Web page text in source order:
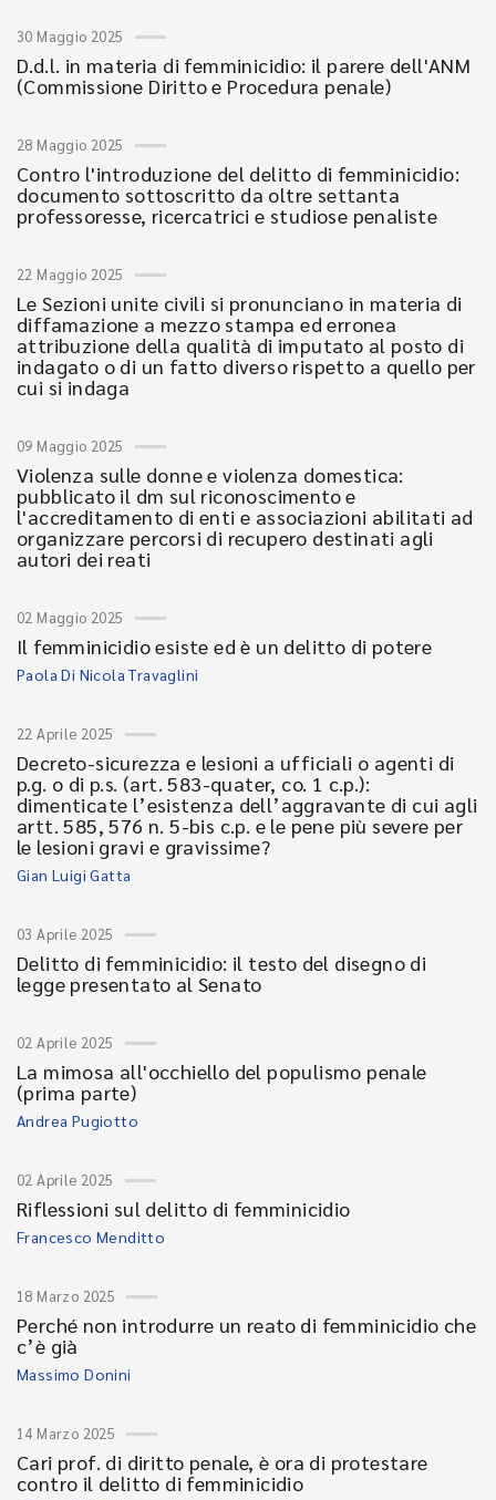
30 Maggio 2025
D.d.l. in materia di femminicidio: il parere dell'ANM
(Commissione Diritto e Procedura penale)
28 Maggio 2025
Contro l'introduzione del delitto di femminicidio:
documento sottoscritto da oltre settanta
professoresse, ricercatrici e studiose penaliste
22 Maggio 2025
Le Sezioni unite civili si pronunciano in materia di
diffamazione a mezzo stampa ed erronea
attribuzione della qualità di imputato al posto di
indagato o di un fatto diverso rispetto a quello per
cui si indaga
09 Maggio 2025
Violenza sulle donne e violenza domestica:
pubblicato il dm sul riconoscimento e
l'accreditamento di enti e associazioni abilitati ad
organizzare percorsi di recupero destinati agli
autori dei reati
02 Maggio 2025
Il femminicidio esiste ed è un delitto di potere
Paola Di Nicola Travaglini
22 Aprile 2025
Decreto-sicurezza e lesioni a ufficiali o agenti di
p.g. o di p.s. (art. 583-quater, co. 1 c.p.):
dimenticate l’esistenza dell’aggravante di cui agli
artt. 585, 576 n. 5-bis c.p. e le pene più severe per
le lesioni gravi e gravissime?
Gian Luigi Gatta
03 Aprile 2025
Delitto di femminicidio: il testo del disegno di
legge presentato al Senato
02 Aprile 2025
La mimosa all'occhiello del populismo penale
(prima parte)
Andrea Pugiotto
02 Aprile 2025
Riflessioni sul delitto di femminicidio
Francesco Menditto
18 Marzo 2025
Perché non introdurre un reato di femminicidio che
c’è già
Massimo Donini
14 Marzo 2025
Cari prof. di diritto penale, è ora di protestare
contro il delitto di femminicidio